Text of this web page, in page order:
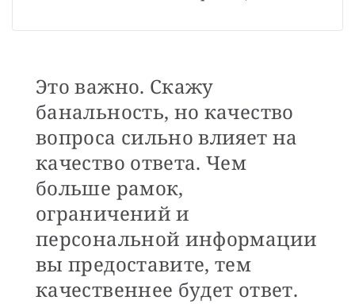
Это важно. Скажу
банальность, но качество
вопроса сильно влияет на
качество ответа. Чем
больше рамок,
ограничений и
персональной информации
вы предоставите, тем
качественнее будет ответ.